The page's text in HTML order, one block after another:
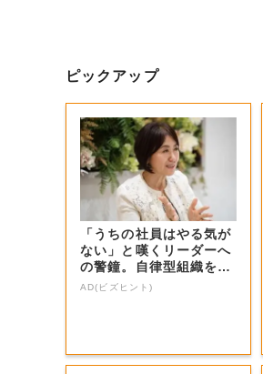
ピックアップ
「うちの社員はやる気が
ない」と嘆くリーダーへ
の警鐘。自律型組織をつ
くる前に外せな...
AD(ビズヒント)